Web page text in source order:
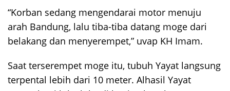
“Korban sedang mengendarai motor menuju
arah Bandung, lalu tiba-tiba datang moge dari
belakang dan menyerempet,” uvap KH Imam.
Saat terserempet moge itu, tubuh Yayat langsung
terpental lebih dari 10 meter. Alhasil Yayat